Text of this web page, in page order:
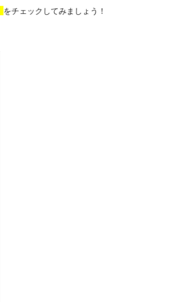
をチェックしてみましょう！